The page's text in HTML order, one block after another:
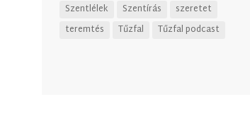
Szentlélek
Szentírás
szeretet
teremtés
Tűzfal Tűzfal podcast